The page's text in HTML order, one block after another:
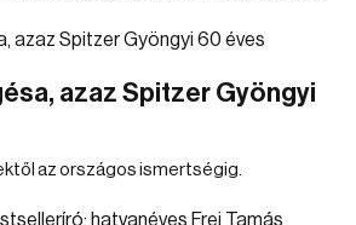
azaz Spitzer Gyöngyi
az országos ismertségig.